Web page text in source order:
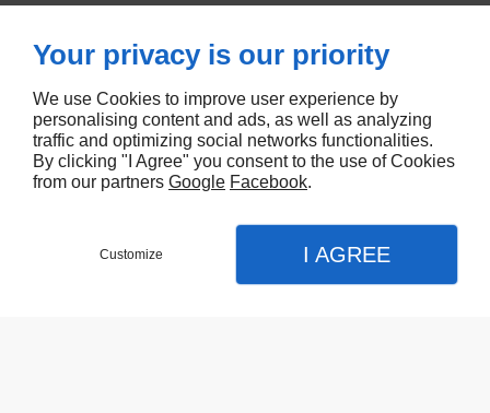
À PROPOS
Accueil
Contactez-nous
Mentions légales
Plan du site
Your privacy is our priority
We use Cookies to improve user experience by
personalising content and ads, as well as analyzing
traffic and optimizing social networks functionalities.
By clicking "I Agree" you consent to the use of Cookies
from our partners Google Facebook.
Customize I AGREE